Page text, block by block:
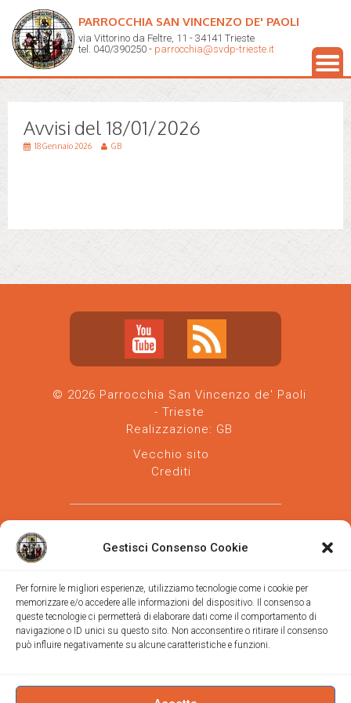
Gestisci Consenso Cookie
Per fornire le migliori esperienze, utilizziamo tecnologie come i cookie per
memorizzare e/o accedere alle informazioni del dispositivo. Il consenso a
queste tecnologie ci permetterà di elaborare dati come il comportamento di
navigazione o ID unici su questo sito. Non acconsentire o ritirare il consenso
può influire negativamente su alcune caratteristiche e funzioni.
PARROCCHIA SAN VINCENZO DE' PAOLI
via Vittorino da Feltre, 11 - 34141 Trieste
tel. 040/390250 - parrocchia@svdp-trieste.it
Avvisi del 18/01/2026
18 Gennaio 2026 GB
© 2026 Parrocchia San Vincenzo de' Paoli
- Trieste
Realizzazione: GB
Vecchio sito
Crediti
Parrocchia san Vincenzo de' Paoli-Diocesi
di Trieste
via Vittorino da Feltre, 11 (chiesa)
Trieste